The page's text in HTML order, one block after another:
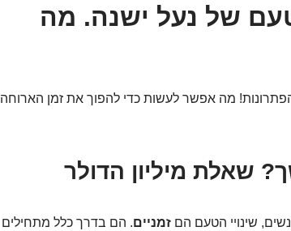
של נעל ישנה. מה
מה אפשר לעשות כדי להפוך את זמן הארוחה
שאלת מיליון הדולר
שינויי הטעם הםזמניים. הם בדרך כלל מתחילים